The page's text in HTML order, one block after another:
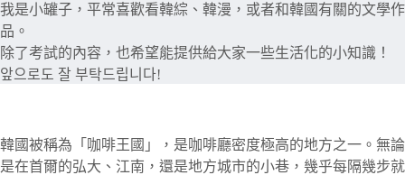
我是小罐子，平常喜歡看韓綜、韓漫，或者和韓國有關的文學作
品。
除了考試的內容，也希望能提供給大家一些生活化的小知識！
앞으로도 잘 부탁드립니다!
韓國被稱為「咖啡王國」，是咖啡廳密度極高的地方之一。無論
是在首爾的弘大、江南，還是地方城市的小巷，幾乎每隔幾步就